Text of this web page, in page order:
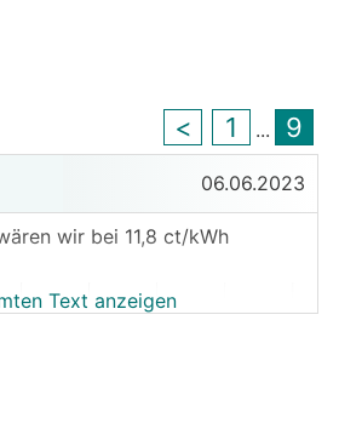
< 1 ... 9
06.06.2023
wir bei 11,8 ct/kWh
Text anzeigen